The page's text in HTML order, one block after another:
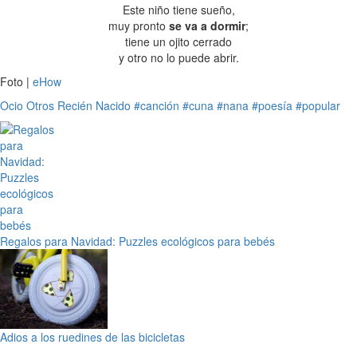
Este niño tiene sueño,
muy pronto se va a dormir;
tiene un ojito cerrado
y otro no lo puede abrir.
Foto | eHow
Ocio Otros Recién Nacido #canción #cuna #nana #poesía #popular
Regalos para Navidad: Puzzles ecológicos para bebés
Adios a los ruedines de las bicicletas